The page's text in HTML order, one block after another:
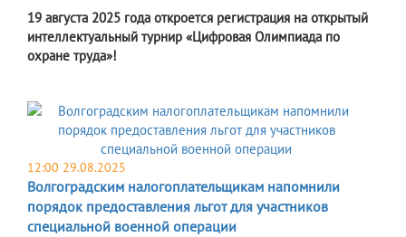
19 августа 2025 года откроется регистрация на открытый
интеллектуальный турнир «Цифровая Олимпиада по
охране труда»!
12:00 29.08.2025
Волгоградским налогоплательщикам напомнили
порядок предоставления льгот для участников
специальной военной операции